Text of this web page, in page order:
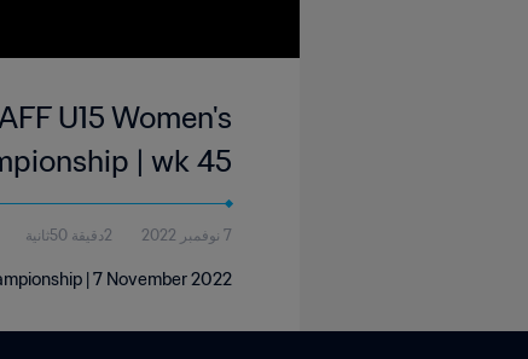
U15 Women's
| wk 45
7 نوفمبر 2022 2دقيقة 50ثانية
| 7 November 2022